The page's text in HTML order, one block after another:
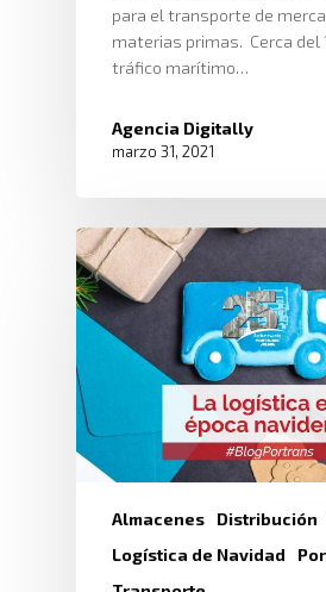
para el transporte de
materias primas. Cerca del
tráfico marítimo…
Agencia Digitally
marzo 31, 2021
Almacenes Distribución
Logística de Navidad